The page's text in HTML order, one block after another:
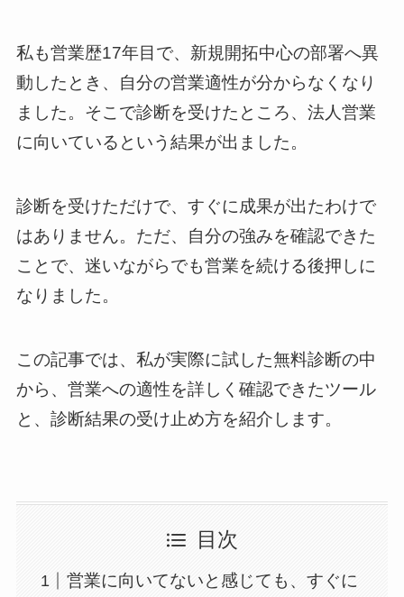
私も営業歴17年目で、新規開拓中心の部署へ異
動したとき、自分の営業適性が分からなくなり
ました。そこで診断を受けたところ、法人営業
に向いているという結果が出ました。
診断を受けただけで、すぐに成果が出たわけで
はありません。ただ、自分の強みを確認できた
ことで、迷いながらでも営業を続ける後押しに
なりました。
この記事では、私が実際に試した無料診断の中
から、営業への適性を詳しく確認できたツール
と、診断結果の受け止め方を紹介します。
目次
営業に向いてないと感じても、すぐに